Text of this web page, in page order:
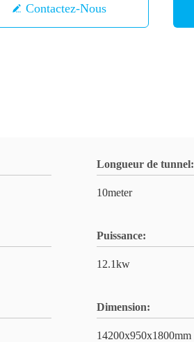
Contactez-Nous
Longueur de tunnel:
10meter
Puissance:
12.1kw
Dimension:
14200x950x1800mm